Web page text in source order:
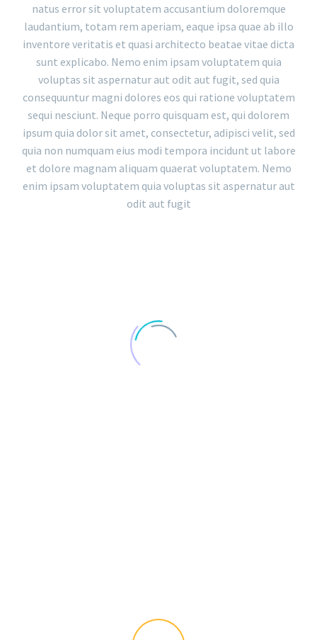
natus error sit voluptatem accusantium doloremque
laudantium, totam rem aperiam, eaque ipsa quae ab illo
inventore veritatis et quasi architecto beatae vitae dicta
sunt explicabo. Nemo enim ipsam voluptatem quia
voluptas sit aspernatur aut odit aut fugit, sed quia
consequuntur magni dolores eos qui ratione voluptatem
sequi nesciunt. Neque porro quisquam est, qui dolorem
ipsum quia dolor sit amet, consectetur, adipisci velit, sed
quia non numquam eius modi tempora incidunt ut labore
et dolore magnam aliquam quaerat voluptatem. Nemo
enim ipsam voluptatem quia voluptas sit aspernatur aut
odit aut fugit